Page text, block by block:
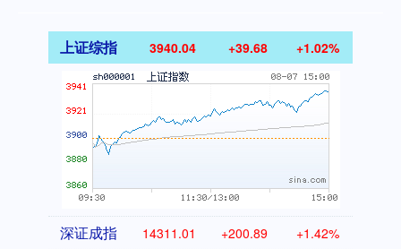
上证综指 3940.04 +39.68 +1.02%
深证成指 14311.01 +200.89 +1.42%